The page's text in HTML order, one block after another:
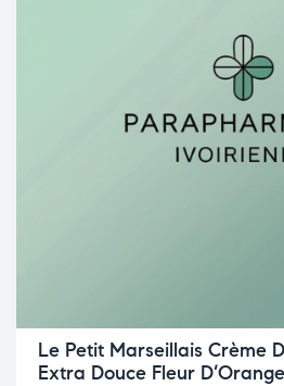
Le Petit Marseillais Crème
Extra Douce Fleur